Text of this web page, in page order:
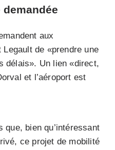
aux
de «prendre une
délais». Un lien «direct,
et l’aéroport est
bien qu’intéressant
ce projet de mobilité